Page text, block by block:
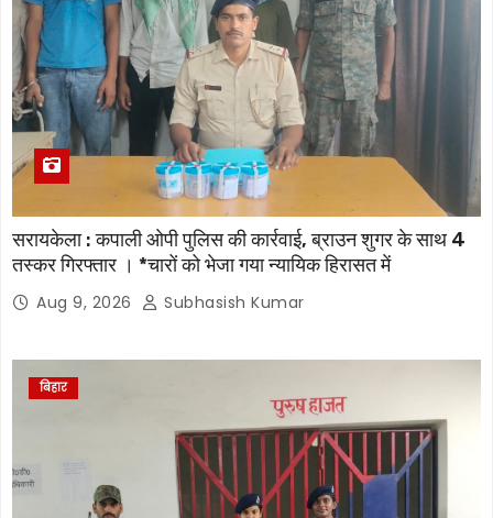
सरायकेला : कपाली ओपी पुलिस की कार्रवाई, ब्राउन शुगर के साथ 4
तस्कर गिरफ्तार । *चारों को भेजा गया न्यायिक हिरासत में
Aug 9, 2026 Subhasish Kumar
बिहार